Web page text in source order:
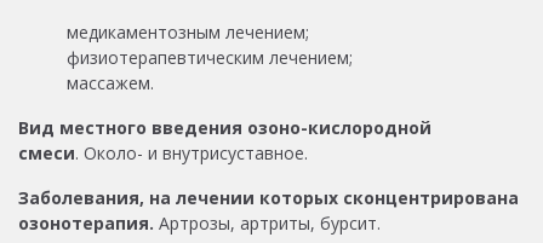
медикаментозным лечением;
физиотерапевтическим лечением;
массажем.
Вид местного введения озоно-кислородной
смеси. Около- и внутрисуставное.
Заболевания, на лечении которых сконцентрирована
озонотерапия. Артрозы, артриты, бурсит.